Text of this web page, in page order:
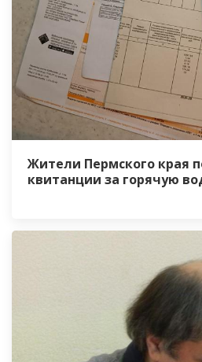
Жители Пермского края
квитанции за горячую